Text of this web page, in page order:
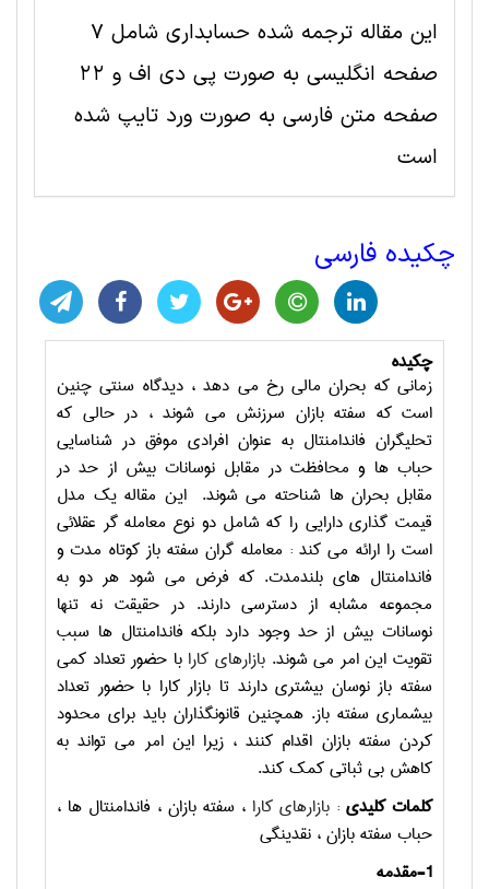
این مقاله ترجمه شده حسابداری شامل 7
صفحه انگلیسی به صورت پی دی اف و 22
صفحه متن فارسی به صورت ورد تایپ شده
است
چکیده فارسی
چکیده
زمانی که بحران مالی رخ می دهد ، دیدگاه سنتی چنین
است که سفته بازان سرزنش می شوند ، در حالی که
تحلیگران فاندامنتال به عنوان افرادی موفق در شناسایی
حباب ها و محافظت در مقابل نوسانات بیش از حد در
مقابل بحران ها شناحته می شوند. این مقاله یک مدل
قیمت گذاری دارایی را که شامل دو نوع معامله گر عقلائی
است را ارائه می کند : معامله گران سفته باز کوتاه مدت و
فاندامنتال های بلندمدت. که فرض می شود هر دو به
مجموعه مشابه از دسترسی دارند. در حقیقت نه تنها
نوسانات بیش از حد وجود دارد بلکه فاندامنتال ها سبب
تقویت این امر می شوند. بازارهای کارا با حضور تعداد کمی
سفته باز نوسان بیشتری دارند تا بازار کارا با حضور تعداد
بیشماری سفته باز. همچنین قانونگذاران باید برای محدود
کردن سفته بازان اقدام کنند ، زیرا این امر می تواند به
کاهش بی ثباتی کمک کند.
کلمات کلیدی : بازارهای کارا ، سفته بازان ، فاندامنتال ها ،
حباب سفته بازان ، نقدینگی
1-مقدمه